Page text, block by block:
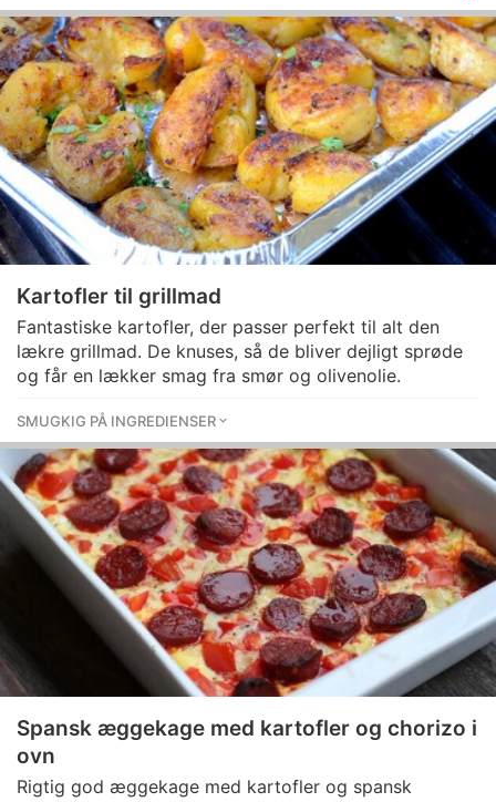
Kartofler til grillmad
Fantastiske kartofler, der passer perfekt til alt den
lækre grillmad. De knuses, så de bliver dejligt sprøde
og får en lækker smag fra smør og olivenolie.
SMUGKIG PÅ INGREDIENSER
Spansk æggekage med kartofler og chorizo i
ovn
Rigtig god æggekage med kartofler og spansk